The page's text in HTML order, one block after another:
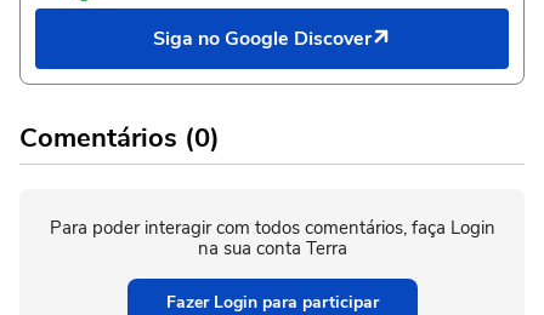
Siga no Google Discover
Comentários (0)
Para poder interagir com todos comentários, faça Login
na sua conta Terra
Fazer Login para participar